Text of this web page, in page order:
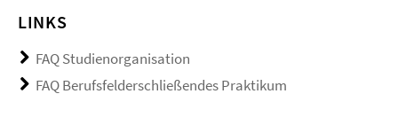
LINKS
FAQ Studienorganisation
FAQ Berufsfelderschließendes Praktikum